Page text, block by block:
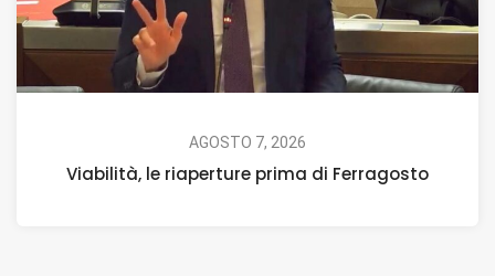
AGOSTO 7, 2026
Viabilità, le riaperture prima di Ferragosto